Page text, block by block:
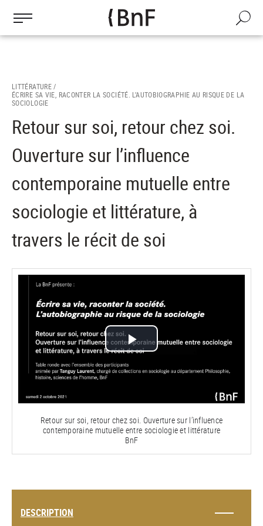
contenu
Recherche
LITTÉRATURE /
ÉCRIRE SA VIE, RACONTER LA SOCIÉTÉ. L’AUTOBIOGRAPHIE AU RISQUE DE LA
SOCIOLOGIE
Retour sur soi, retour chez soi.
Ouverture sur l’influence
contemporaine mutuelle entre
sociologie et littérature, à
travers le récit de soi
Lire
la
vidéo
Retour sur soi, retour chez soi. Ouverture sur l’influence
contemporaine mutuelle entre sociologie et littérature
BnF
DESCRIPTION